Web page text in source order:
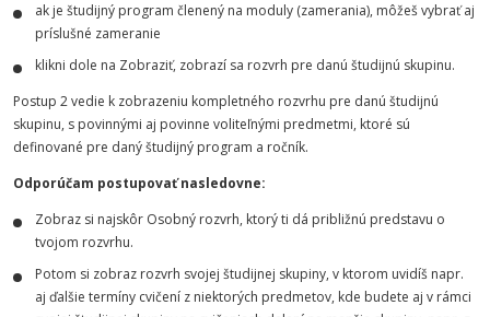
ak je študijný program členený na moduly (zamerania), môžeš vybrať aj
príslušné zameranie
klikni dole na Zobraziť, zobrazí sa rozvrh pre danú študijnú skupinu.
Postup 2 vedie k zobrazeniu kompletného rozvrhu pre danú študijnú
skupinu, s povinnými aj povinne voliteľnými predmetmi, ktoré sú
definované pre daný študijný program a ročník.
Odporúčam postupovať nasledovne:
Zobraz si najskôr Osobný rozvrh, ktorý ti dá približnú predstavu o
tvojom rozvrhu.
Potom si zobraz rozvrh svojej študijnej skupiny, v ktorom uvidíš napr.
aj ďalšie termíny cvičení z niektorých predmetov, kde budete aj v rámci